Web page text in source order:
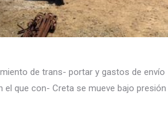
de trans- portar y gastos de envío
que con- Creta se mueve bajo presión